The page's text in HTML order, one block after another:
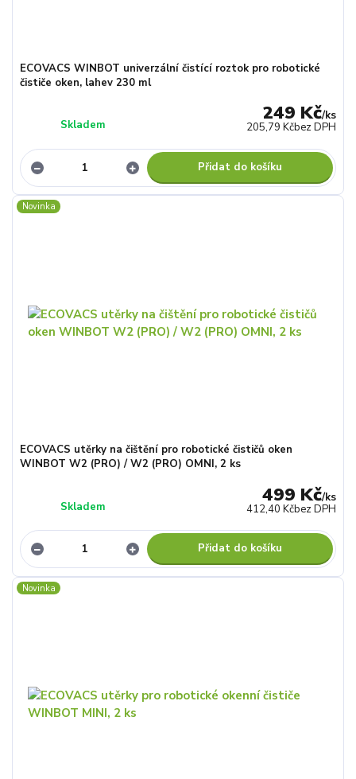
ECOVACS WINBOT univerzální čistící roztok pro robotické
čističe oken, lahev 230 ml
249 Kč/ks
205,79 Kčbez DPH
Skladem
Přidat do košíku
Novinka
ECOVACS utěrky na čištění pro robotické čističů oken
WINBOT W2 (PRO) / W2 (PRO) OMNI, 2 ks
499 Kč/ks
412,40 Kčbez DPH
Skladem
Přidat do košíku
Novinka